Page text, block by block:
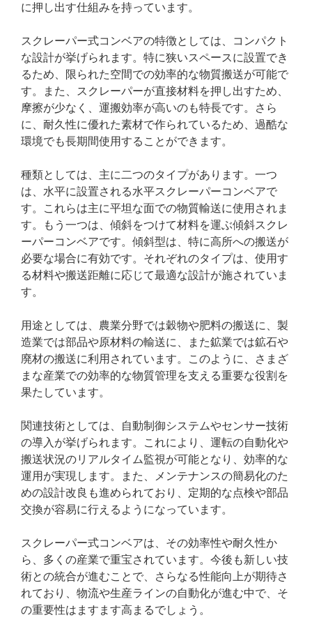
に押し出す仕組みを持っています。
スクレーパー式コンベアの特徴としては、コンパクト
な設計が挙げられます。特に狭いスペースに設置でき
るため、限られた空間での効率的な物質搬送が可能で
す。また、スクレーパーが直接材料を押し出すため、
摩擦が少なく、運搬効率が高いのも特長です。さら
に、耐久性に優れた素材で作られているため、過酷な
環境でも長期間使用することができます。
種類としては、主に二つのタイプがあります。一つ
は、水平に設置される水平スクレーパーコンベアで
す。これらは主に平坦な面での物質輸送に使用されま
す。もう一つは、傾斜をつけて材料を運ぶ傾斜スクレ
ーパーコンベアです。傾斜型は、特に高所への搬送が
必要な場合に有効です。それぞれのタイプは、使用す
る材料や搬送距離に応じて最適な設計が施されていま
す。
用途としては、農業分野では穀物や肥料の搬送に、製
造業では部品や原材料の輸送に、また鉱業では鉱石や
廃材の搬送に利用されています。このように、さまざ
まな産業での効率的な物質管理を支える重要な役割を
果たしています。
関連技術としては、自動制御システムやセンサー技術
の導入が挙げられます。これにより、運転の自動化や
搬送状況のリアルタイム監視が可能となり、効率的な
運用が実現します。また、メンテナンスの簡易化のた
めの設計改良も進められており、定期的な点検や部品
交換が容易に行えるようになっています。
スクレーパー式コンベアは、その効率性や耐久性か
ら、多くの産業で重宝されています。今後も新しい技
術との統合が進むことで、さらなる性能向上が期待さ
れており、物流や生産ラインの自動化が進む中で、そ
の重要性はますます高まるでしょう。